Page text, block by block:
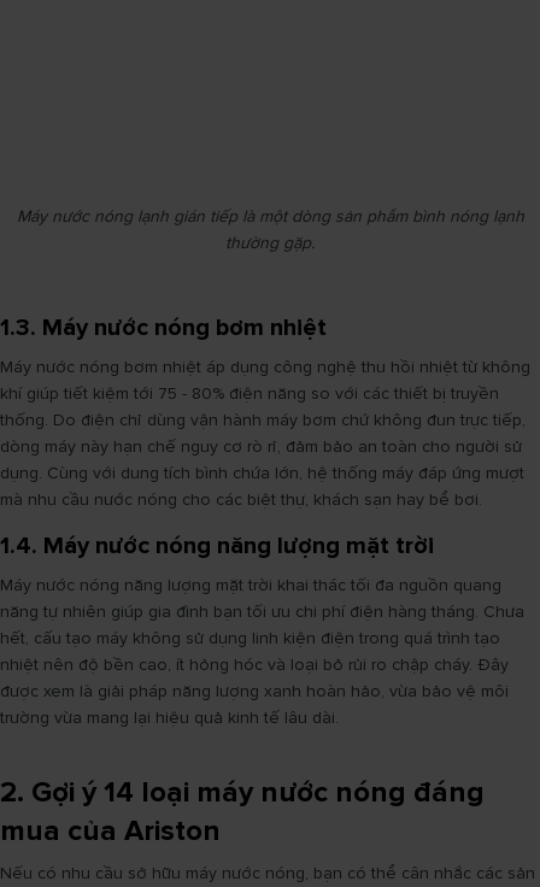
Máy nước nóng lạnh gián tiếp là một dòng sản phẩm bình nóng lạnh
thường gặp.
1.3. Máy nước nóng bơm nhiệt
Máy nước nóng bơm nhiệt áp dụng công nghệ thu hồi nhiệt từ không
khí giúp tiết kiệm tới 75 - 80% điện năng so với các thiết bị truyền
thống. Do điện chỉ dùng vận hành máy bơm chứ không đun trực tiếp,
dòng máy này hạn chế nguy cơ rò rỉ, đảm bảo an toàn cho người sử
dụng. Cùng với dung tích bình chứa lớn, hệ thống máy đáp ứng mượt
mà nhu cầu nước nóng cho các biệt thự, khách sạn hay bể bơi.
1.4. Máy nước nóng năng lượng mặt trời
Máy nước nóng năng lượng mặt trời khai thác tối đa nguồn quang
năng tự nhiên giúp gia đình bạn tối ưu chi phí điện hàng tháng. Chưa
hết, cấu tạo máy không sử dụng linh kiện điện trong quá trình tạo
nhiệt nên độ bền cao, ít hỏng hóc và loại bỏ rủi ro chập cháy. Đây
được xem là giải pháp năng lượng xanh hoàn hảo, vừa bảo vệ môi
trường vừa mang lại hiệu quả kinh tế lâu dài.
2. Gợi ý 14 loại máy nước nóng đáng
mua của Ariston
Nếu có nhu cầu sở hữu máy nước nóng, bạn có thể cân nhắc các sản